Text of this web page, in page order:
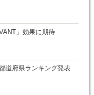
」効果に期待
道府県ランキング発表